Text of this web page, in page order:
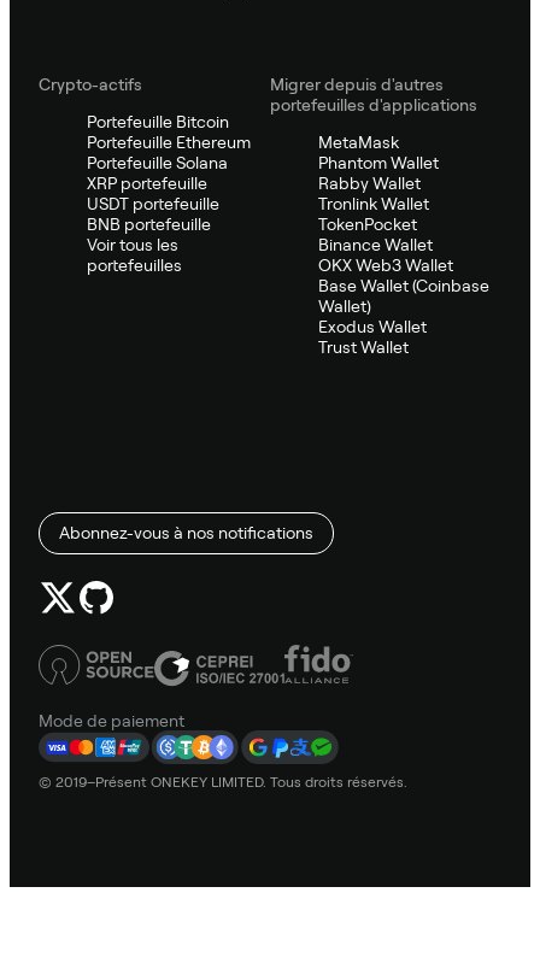
Crypto-actifs
Portefeuille Bitcoin
Portefeuille Ethereum
Portefeuille Solana
XRP portefeuille
USDT portefeuille
BNB portefeuille
Voir tous les
portefeuilles
Migrer depuis d'autres
portefeuilles d'applications
MetaMask
Phantom Wallet
Rabby Wallet
Tronlink Wallet
TokenPocket
Binance Wallet
OKX Web3 Wallet
Base Wallet (Coinbase
Wallet)
Exodus Wallet
Trust Wallet
Abonnez-vous à nos notifications
Mode de paiement
© 2019–Présent ONEKEY LIMITED. Tous droits réservés.